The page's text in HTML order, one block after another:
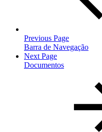
Previous Page
Barra de Navegação
Next Page
Documentos